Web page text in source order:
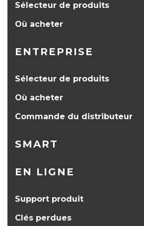
Sélecteur de produits
Où acheter
ENTREPRISE
Sélecteur de produits
Où acheter
Commande du distributeur
SMART
EN LIGNE
Support produit
Clés perdues